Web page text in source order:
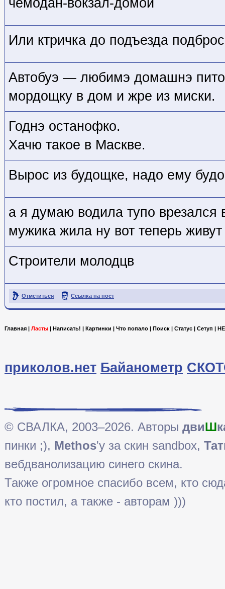
Или ктричка до подъезда
Автобуэ — любимэ домашнэ
мордощку в дом и жре из миски.
Годнэ останофко.
Хачю такое в Маскве.
Вырос из будощке, надо ему
а я думаю водила тупо врезался
мужика жила ну вот теперь живут
Строители молодцв
Отметиться Ссылка на пост
Главная Ласты Написать! Картинки Что попало Поиск Статус Сетуп
приколов.нет Байанометр
© СВАЛКА, 2003–2026. Авторы двиШ
пинки ;), Methos'у за скин sandbox,
вебдванолизацию синего скина.
Также огромное спасибо всем, кто
кто постил, а также - авторам )))